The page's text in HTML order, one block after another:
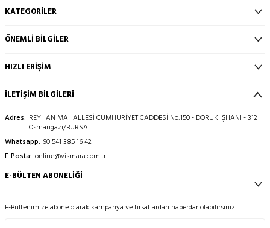
KATEGORILER
ÖNEMLI BILGILER
HIZLI ERIŞIM
İLETİŞİM BİLGİLERİ
Adres: REYHAN MAHALLESİ CUMHURİYET CADDESİ No:150 - DORUK İŞHANI - 312
Osmangazi/BURSA
Whatsapp: 90 541 385 16 42
E-Posta: online@vismara.com.tr
E-BÜLTEN ABONELIĞI
E-Bültenimize abone olarak kampanya ve fırsatlardan haberdar olabilirsiniz.